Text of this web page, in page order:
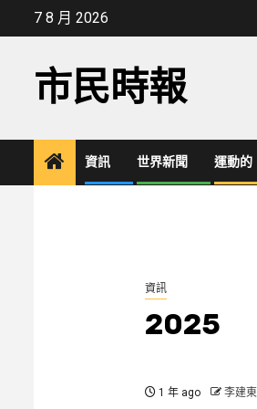
7 8 月 2026
市民時報
資訊 世界新聞 運動的
資訊
2025
1 年 ago 李建東